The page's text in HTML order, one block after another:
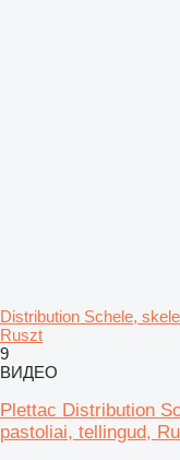
Distribution Schele,
Ruszt
9
ВИДЕО
Plettac Distribution
pastoliai, tellingud,